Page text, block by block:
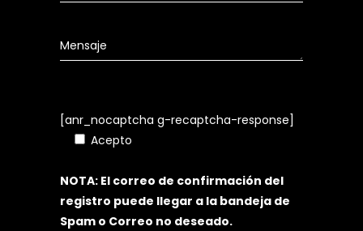
[anr_nocaptcha g-recaptcha-response]
Acepto
NOTA: El correo de confirmación del
registro puede llegar a la bandeja de
Spam o Correo no deseado.